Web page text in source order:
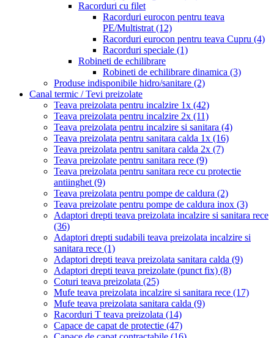
Racorduri cu filet
Racorduri eurocon pentru teava
PE/Multistrat (12)
Racorduri eurocon pentru teava Cupru (4)
Racorduri speciale (1)
Robineti de echilibrare
Robineti de echilibrare dinamica (3)
Produse indisponibile hidro/sanitare (2)
Canal termic / Tevi preizolate
Teava preizolata pentru incalzire 1x (42)
Teava preizolata pentru incalzire 2x (11)
Teava preizolata pentru incalzire si sanitara (4)
Teava preizolata pentru sanitara calda 1x (16)
Teava preizolata pentru sanitara calda 2x (7)
Teava preizolate pentru sanitara rece (9)
Teava preizolata pentru sanitara rece cu protectie
antiinghet (9)
Teava preizolata pentru pompe de caldura (2)
Teava preizolate pentru pompe de caldura inox (3)
Adaptori drepti teava preizolata incalzire si sanitara rece
(36)
Adaptori drepti sudabili teava preizolata incalzire si
sanitara rece (1)
Adaptori drepti teava preizolata sanitara calda (9)
Adaptori drepti teava preizolate (punct fix) (8)
Coturi teava preizolata (25)
Mufe teava preizolata incalzire si sanitara rece (17)
Mufe teava preizolata sanitara calda (9)
Racorduri T teava preizolata (14)
Capace de capat de protectie (47)